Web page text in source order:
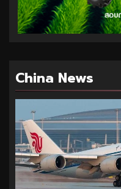
China News